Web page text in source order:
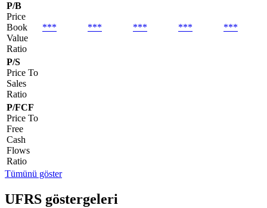
P/B
Price
Book
Value
Ratio
*** *** *** *** ***
P/S
Price To
Sales
Ratio
P/FCF
Price To
Free
Cash
Flows
Ratio
Tümünü göster
UFRS göstergeleri